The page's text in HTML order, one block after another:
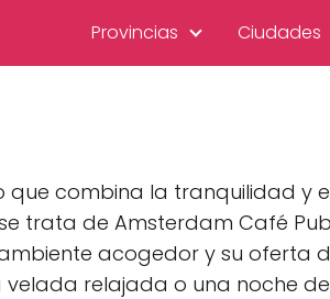
Provincias Ciudades
combina la tranquilidad y
trata de Amsterdam Café
acogedor y su oferta
relajada o una noche